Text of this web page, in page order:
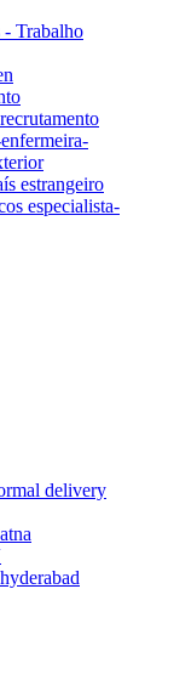
- Trabalho
estrangeiro
especialista-
delivery